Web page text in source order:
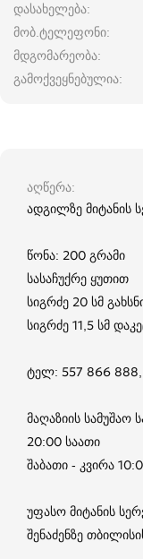
დასახელება
მობ.ტელეფონი
მდგომარეობა
გამოქვეყნებულია
აღწერა
ადგილზე მიტანის
წონა: 200 გრამი
სასაჩუქრე ყუთით
სიგრძე 20 სმ
სიგრძე 11,5 სმ
ტელ: 557 866 888,
მაღაზიის სამუშაო
20:00 საათი
შაბათი - კვირა
უფასო მიტანის
შენაძენზე